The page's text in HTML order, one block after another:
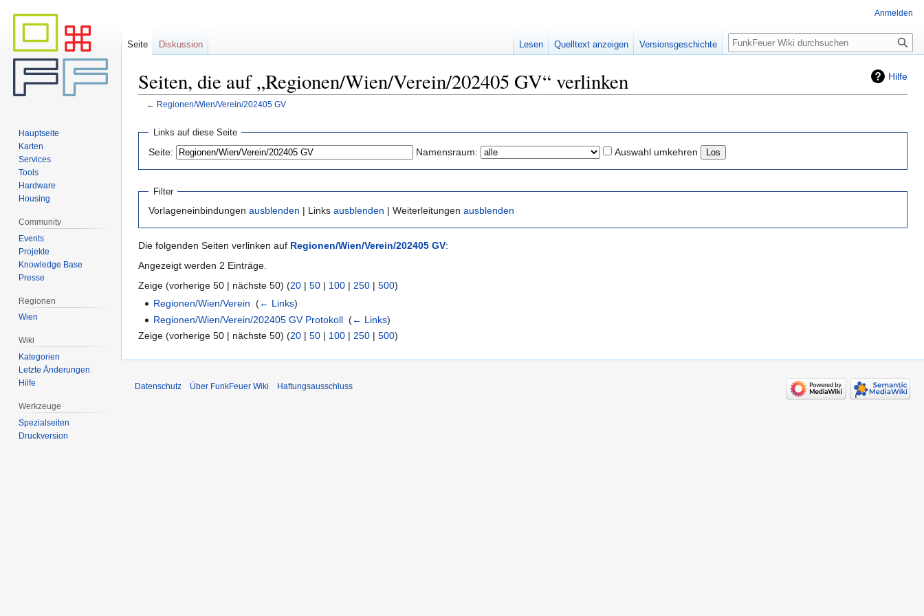
Hilfe
Seiten, die auf „Regionen/Wien/Verein/202405 GV“ verlinken
← Regionen/Wien/Verein/202405 GV
Navigation
springen
springen
Links auf diese Seite
Seite: Namensraum: Auswahl umkehren
Filter
Vorlageneinbindungen ausblenden | Links ausblenden | Weiterleitungen ausblenden
Die folgenden Seiten verlinken auf Regionen/Wien/Verein/202405 GV:
Angezeigt werden 2 Einträge.
Zeige (vorherige 50 | nächste 50) (20 | 50 | 100 | 250 | 500)
Regionen/Wien/Verein ‎(← Links)
Regionen/Wien/Verein/202405 GV Protokoll ‎(← Links)
Zeige (vorherige 50 | nächste 50) (20 | 50 | 100 | 250 | 500)
Anmelden
Seite Diskussion Lesen Quelltext anzeigen Versionsgeschichte
Suche
Hauptseite
Karten
Services
Tools
Hardware
Housing
Community
Events
Projekte
Knowledge Base
Presse
Regionen
Wien
Wiki
Kategorien
Letzte Änderungen
Hilfe
Werkzeuge
Spezialseiten
Druckversion
Datenschutz Über FunkFeuer Wiki Haftungsausschluss